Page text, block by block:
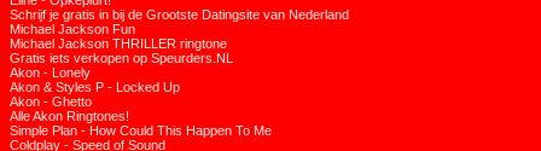
Schrijf je gratis in bij de Grootste Datingsite van Nederland
Michael Jackson Fun
Michael Jackson THRILLER ringtone
Gratis iets verkopen op Speurders.NL
Akon - Lonely
Akon & Styles P - Locked Up
Akon - Ghetto
Alle Akon Ringtones!
Simple Plan - How Could This Happen To Me
Coldplay - Speed of Sound